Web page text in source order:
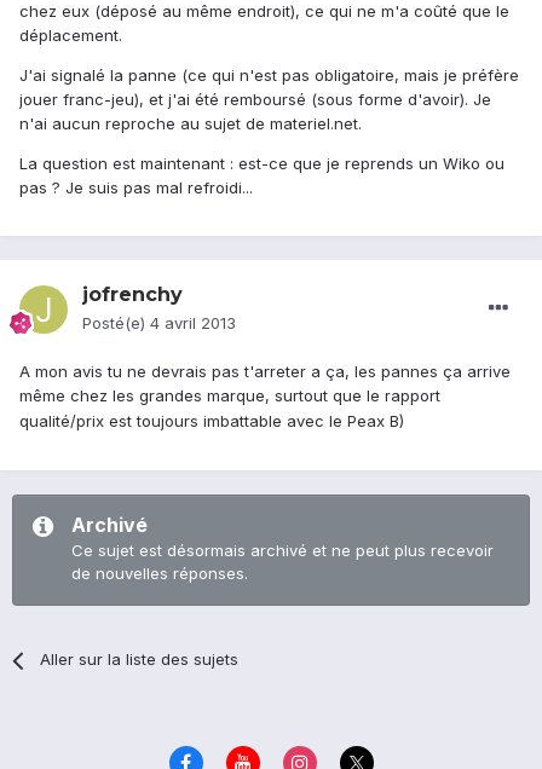
chez eux (déposé au même endroit), ce qui ne m'a coûté que le
déplacement.
J'ai signalé la panne (ce qui n'est pas obligatoire, mais je préfère
jouer franc-jeu), et j'ai été remboursé (sous forme d'avoir). Je
n'ai aucun reproche au sujet de materiel.net.
La question est maintenant : est-ce que je reprends un Wiko ou
pas ? Je suis pas mal refroidi...
jofrenchy
Posté(e) 4 avril 2013
A mon avis tu ne devrais pas t'arreter a ça, les pannes ça arrive
même chez les grandes marque, surtout que le rapport
qualité/prix est toujours imbattable avec le Peax B)
Archivé
Ce sujet est désormais archivé et ne peut plus recevoir
de nouvelles réponses.
Aller sur la liste des sujets